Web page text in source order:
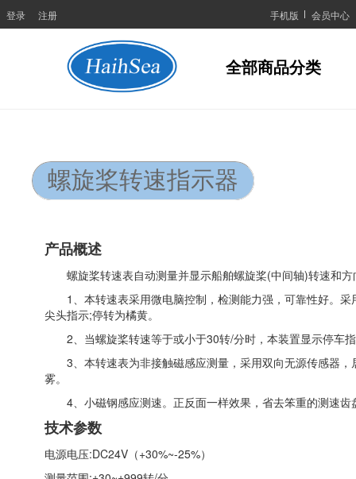
登录 注册 手机版 会员中心
全部商品分类
螺旋桨转速指示器
产品概述
螺旋桨转速表自动测量并显示船舶螺旋桨(中间轴)转速和方
1、本转速表采用微电脑控制，检测能力强，可靠性好。采
尖头指示;停转为橘黄。
2、当螺旋桨转速等于或小于30转/分时，本装置显示停车
3、本转速表为非接触磁感应测量，采用双向无源传感器，
雾。
4、小磁钢感应测速。正反面一样效果，省去笨重的测速齿
技术参数
电源电压:DC24V（+30%~-25%）